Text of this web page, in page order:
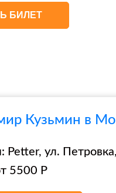
БИЛЕТ
Кузьмин в
Petter, ул.
5500 Р